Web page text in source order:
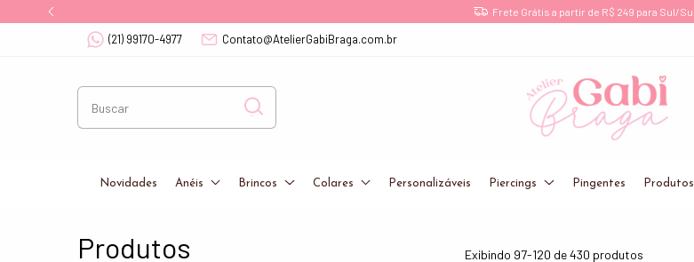
Joias de Prata 925 Legítima!
(21) 99170-4977 Contato@AtelierGabiBraga.com.br
Novidades Anéis Brincos Colares Personalizáveis Piercings Pingentes Produtos
Produtos Exibindo 97-120 de 430 produtos